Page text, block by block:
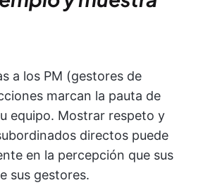
a los PM (gestores de
marcan la pauta de
equipo. Mostrar respeto y
directos puede
en la percepción que sus
sus gestores.